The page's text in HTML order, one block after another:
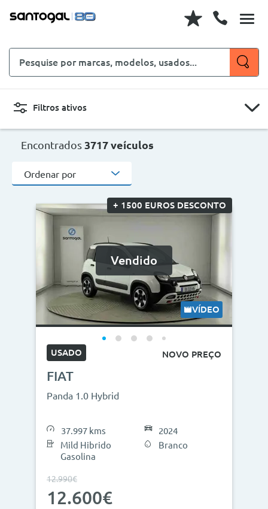
Pesquise
por
marcas,
modelos,
usados...Filtros ativos
CARROS
Novo, Usado, ...
Carroçaria
Combustíveis
Nº de lugares
Outros critérios
Encontrados 3717 veículos
Ordenar por
+ 1500 EUROS DESCONTO
Vendido
VÍDEO
USADO NOVO PREÇO
FIAT
Panda 1.0 Hybrid
37.997 kms
Mild Hibrido
Gasolina
2024
Branco
12.990€
12.600€